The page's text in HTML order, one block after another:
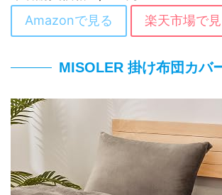
Amazonで見る
楽天市場で
MISOLER 掛け布団カバ